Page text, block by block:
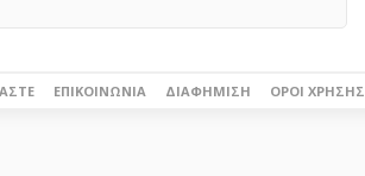
ΕΠΙΚΟΙΝΩΝΊΑ ΔΙΑΦΉΜΙΣΗ ΌΡΟΙ ΧΡΉΣΗΣ